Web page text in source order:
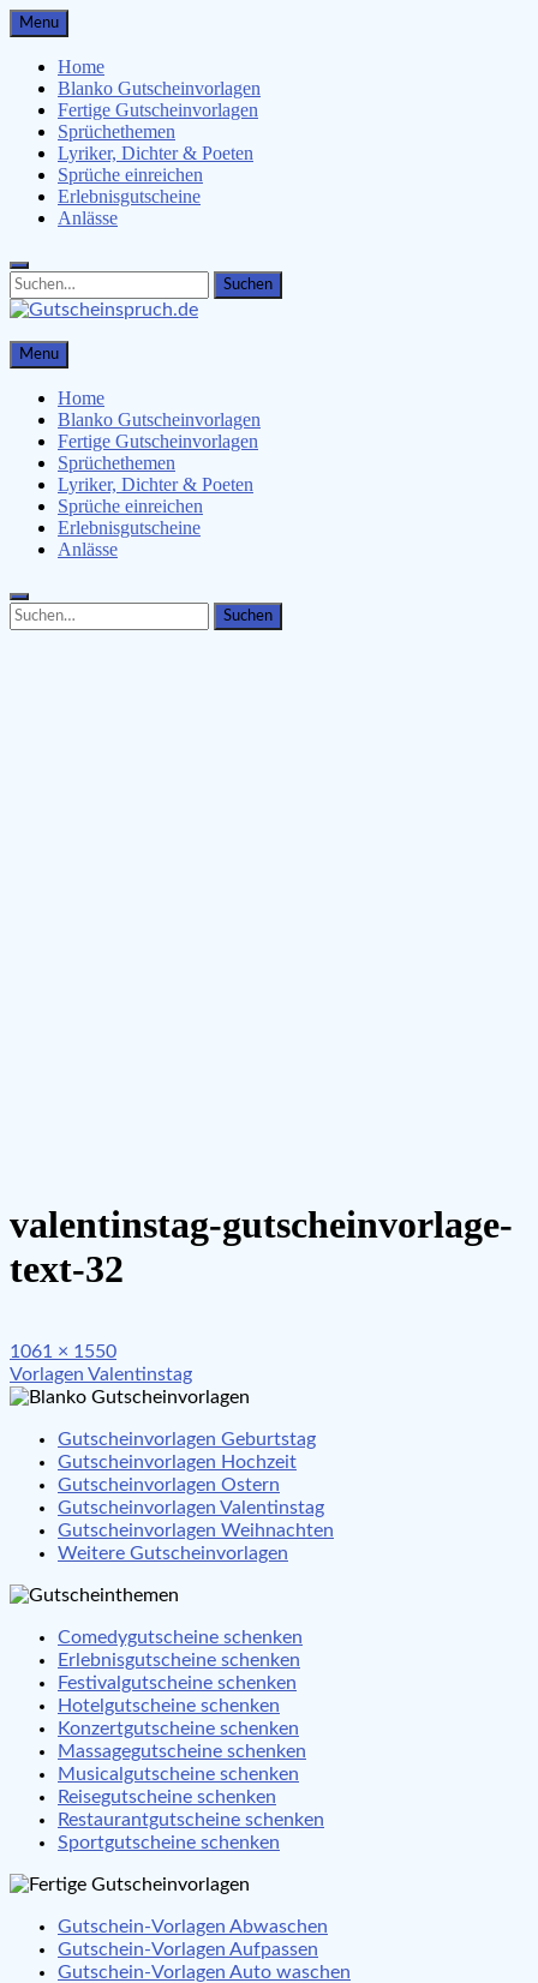
Skip
to
content
Menu
Home
Blanko Gutscheinvorlagen
Fertige Gutscheinvorlagen
Sprüchethemen
Lyriker, Dichter & Poeten
Sprüche einreichen
Erlebnisgutscheine
Anlässe
Search
for:
Search
Gutscheinspruch.de
Gutscheinsprüche & Gutscheinvorlagen finden
Menu
Home
Blanko Gutscheinvorlagen
Fertige Gutscheinvorlagen
Sprüchethemen
Lyriker, Dichter & Poeten
Sprüche einreichen
Erlebnisgutscheine
Anlässe
Search
for:
Search
valentinstag-gutscheinvorlage-
text-32
Full
size
1061 × 1550
Beitragsnavigation
Vorlagen Valentinstag
Gutscheinvorlagen Geburtstag
Gutscheinvorlagen Hochzeit
Gutscheinvorlagen Ostern
Gutscheinvorlagen Valentinstag
Gutscheinvorlagen Weihnachten
Weitere Gutscheinvorlagen
Comedygutscheine schenken
Erlebnisgutscheine schenken
Festivalgutscheine schenken
Hotelgutscheine schenken
Konzertgutscheine schenken
Massagegutscheine schenken
Musicalgutscheine schenken
Reisegutscheine schenken
Restaurantgutscheine schenken
Sportgutscheine schenken
Gutschein-Vorlagen Abwaschen
Gutschein-Vorlagen Aufpassen
Gutschein-Vorlagen Auto waschen